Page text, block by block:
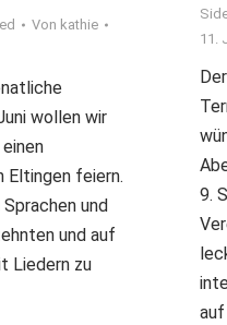
11.
9.
Von kathie
wollen wir
Eltingen feiern.
und
und auf
Liedern zu